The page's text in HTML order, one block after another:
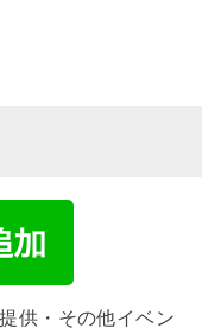
供・その他イベン